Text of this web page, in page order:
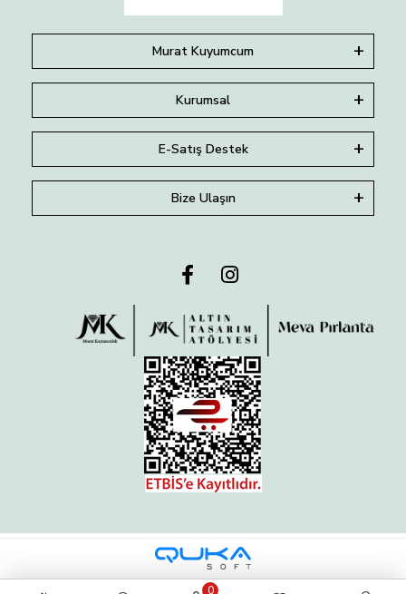
Murat Kuyumcum
Kurumsal
E-Satış Destek
Bize Ulaşın
0